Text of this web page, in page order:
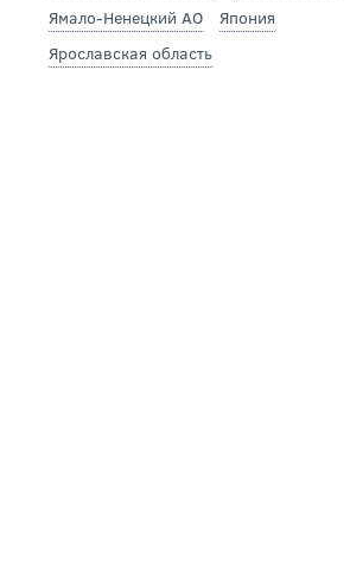
Ямало-Ненецкий АО
Япония
Ярославская область